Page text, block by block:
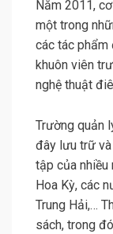
Năm 2011,
một trong
các tác phẩm
khuôn viên
nghệ thuật
Trường quản
đây lưu trữ
tập của nhiều
Hoa Kỳ, các
Trung Hải,…
sách, trong